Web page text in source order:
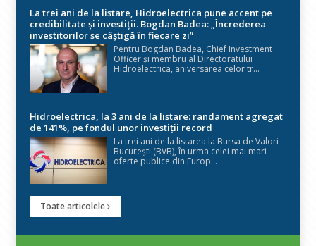
La trei ani de la listare, Hidroelectrica pune accent pe
credibilitate și investiții. Bogdan Badea: „Încrederea
investitorilor se câștigă în fiecare zi”
Pentru Bogdan Badea, Chief Investment
Officer și membru al Directoratului
Hidroelectrica, aniversarea celor tr...
Hidroelectrica, la 3 ani de la listare: randament agregat
de 141%, pe fondul unor investiții record
La trei ani de la listarea la Bursa de Valori
București (BVB), în urma celei mai mari
oferte publice din Europ...
Toate articolele